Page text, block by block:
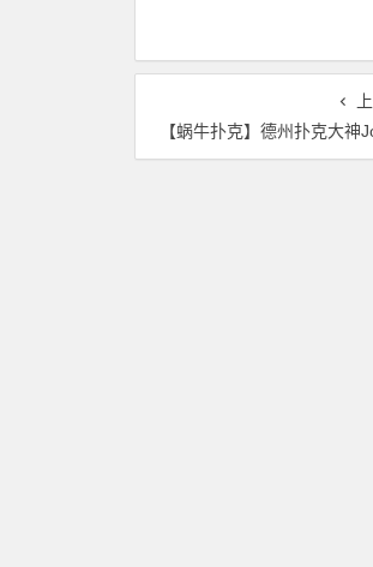
【蜗牛扑克】德州扑克大神